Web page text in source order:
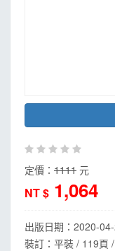
定價： 1111 元
NT $ 1,064
出版日期： 2020-
裝訂：平裝 / 119頁